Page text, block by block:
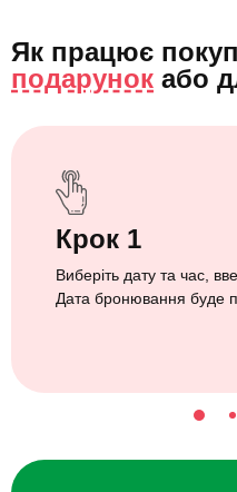
Як працює
подарунок або
Крок 1
Виберіть дату та час,
Дата бронювання буде